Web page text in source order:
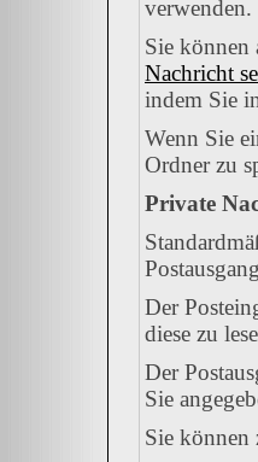
verwenden.
Sie können
Nachricht
indem Sie
Wenn Sie
Ordner zu
Private
Der
diese zu
Der
Sie
Sie können